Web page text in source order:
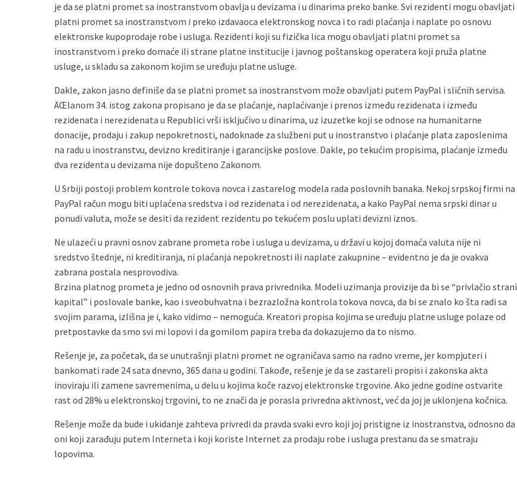
je da se platni promet sa inostranstvom obavlja u devizama i u dinarima preko banke. Svi rezidenti mogu obavljati
platni promet sa inostranstvom i preko izdavaoca elektronskog novca i to radi plaćanja i naplate po osnovu
elektronske kupoprodaje robe i usluga. Rezidenti koji su fizička lica mogu obavljati platni promet sa
inostranstvom i preko domaće ili strane platne institucije i javnog poštanskog operatera koji pruža platne
usluge, u skladu sa zakonom kojim se uređuju platne usluge.
Dakle, zakon jasno definiše da se platni promet sa inostranstvom može obavljati putem PayPal i sličnih servisa.
ÄŒlanom 34. istog zakona propisano je da se plaćanje, naplaćivanje i prenos između rezidenata i između
rezidenata i nerezidenata u Republici vrši isključivo u dinarima, uz izuzetke koji se odnose na humanitarne
donacije, prodaju i zakup nepokretnosti, nadoknade za službeni put u inostranstvo i plaćanje plata zaposlenima
na radu u inostranstvu, devizno kreditiranje i garancijske poslove. Dakle, po tekućim propisima, plaćanje između
dva rezidenta u devizama nije dopušteno Zakonom.
U Srbiji postoji problem kontrole tokova novca i zastarelog modela rada poslovnih banaka. Nekoj srpskoj firmi na
PayPal račun mogu biti uplaćena sredstva i od rezidenata i od nerezidenata, a kako PayPal nema srpski dinar u
ponudi valuta, može se desiti da rezident rezidentu po tekućem poslu uplati devizni iznos.
Ne ulazeći u pravni osnov zabrane prometa robe i usluga u devizama, u državi u kojoj domaća valuta nije ni
sredstvo štednje, ni kreditiranja, ni plaćanja nepokretnosti ili naplate zakupnine – evidentno je da je ovakva
zabrana postala nesprovodiva.
Brzina platnog prometa je jedno od osnovnih prava privrednika. Modeli uzimanja provizije da bi se “privlačio strani
kapital” i poslovale banke, kao i sveobuhvatna i bezrazložna kontrola tokova novca, da bi se znalo ko šta radi sa
svojim parama, izlišna je i, kako vidimo – nemoguća. Kreatori propisa kojima se uređuju platne usluge polaze od
pretpostavke da smo svi mi lopovi i da gomilom papira treba da dokazujemo da to nismo.
Rešenje je, za početak, da se unutrašnji platni promet ne ograničava samo na radno vreme, jer kompjuteri i
bankomati rade 24 sata dnevno, 365 dana u godini. Takođe, rešenje je da se zastareli propisi i zakonska akta
inoviraju ili zamene savremenima, u delu u kojima koče razvoj elektronske trgovine. Ako jedne godine ostvarite
rast od 28% u elektronskoj trgovini, to ne znači da je porasla privredna aktivnost, već da joj je uklonjena kočnica.
Rešenje može da bude i ukidanje zahteva privredi da pravda svaki evro koji joj pristigne iz inostranstva, odnosno da
oni koji zarađuju putem Interneta i koji koriste Internet za prodaju robe i usluga prestanu da se smatraju
lopovima.